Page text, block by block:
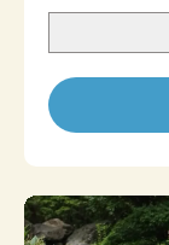
करता है।